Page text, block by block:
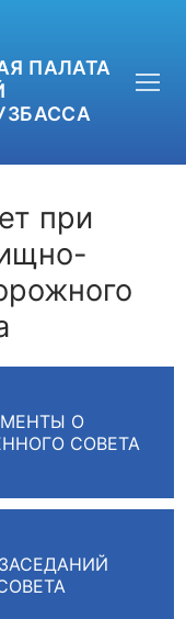
ПАЛАТА
при
О
СОВЕТА